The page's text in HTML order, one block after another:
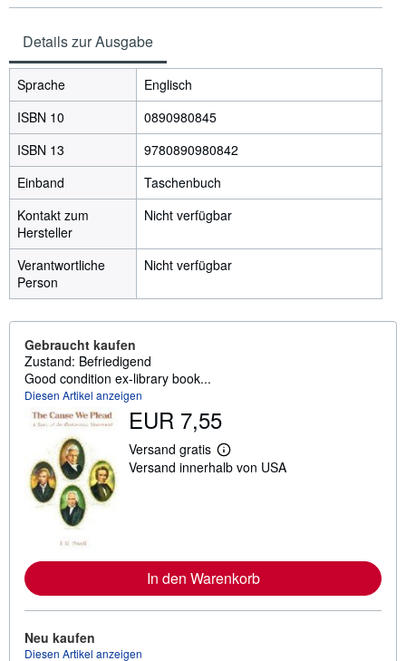
Details zur Ausgabe
Sprache
Englisch
ISBN 10
0890980845
ISBN 13
9780890980842
Einband
Taschenbuch
Kontakt zum
Hersteller
Nicht verfügbar
Verantwortliche
Person
Nicht verfügbar
Gebraucht kaufen
Zustand: Befriedigend
Good condition ex-library book...
Diesen Artikel anzeigen
EUR 7,55
Versand gratis
W
e
n
f
Versand innerhalb von USA
In den Warenkorb
Neu kaufen
Diesen Artikel anzeigen